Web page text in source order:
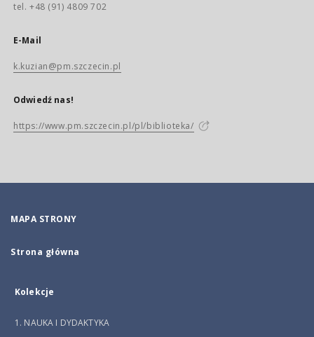
tel. +48 (91) 4809 702
E-Mail
k.kuzian@pm.szczecin.pl
Odwiedź nas!
https://www.pm.szczecin.pl/pl/biblioteka/
MAPA STRONY
Strona główna
Kolekcje
1. NAUKA I DYDAKTYKA